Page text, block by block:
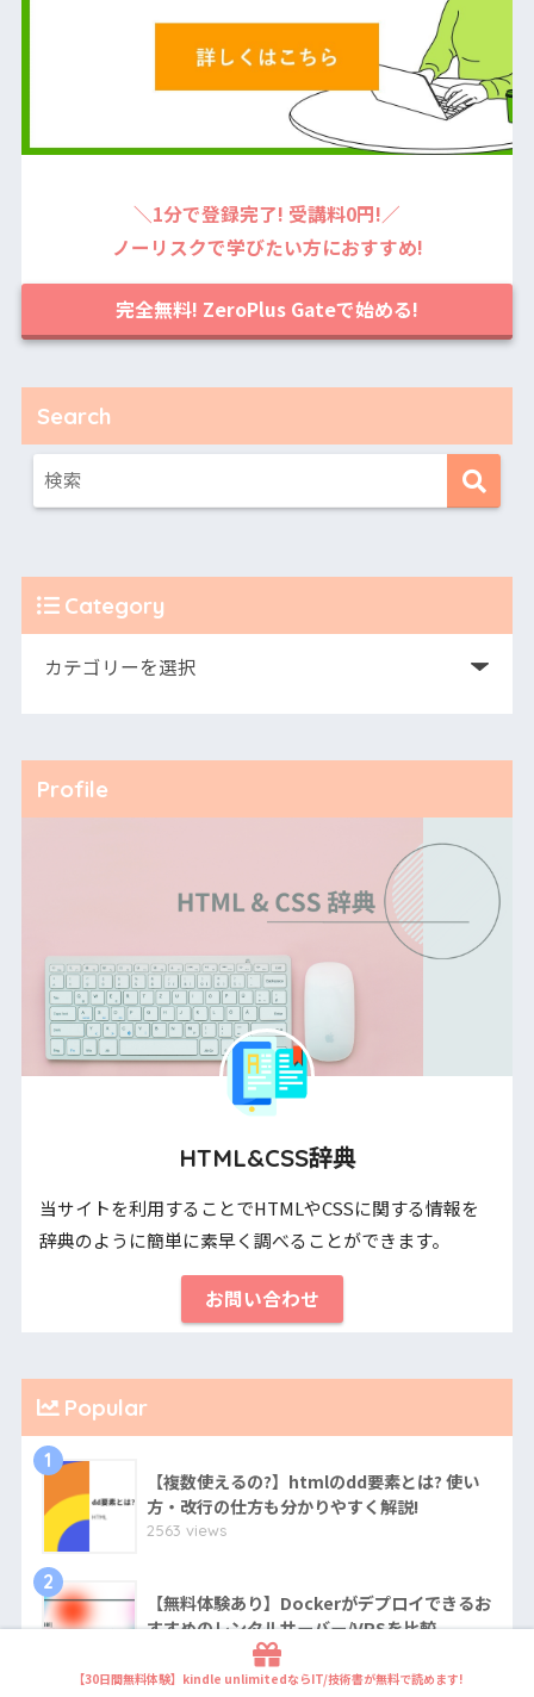
＼1分で登録完了! 受講料0円!／
ノーリスクで学びたい方におすすめ!
完全無料! ZeroPlus Gateで始める!
Search
Category
Profile
HTML&CSS辞典
当サイトを利用することでHTMLやCSSに関する情報を
辞典のように簡単に素早く調べることができます。
お問い合わせ
Popular
1
【複数使えるの?】htmlのdd要素とは? 使い
方・改行の仕方も分かりやすく解説!
2563 views
2
【無料体験あり】Dockerがデプロイできるお
すすめのレンタルサーバー/VPSを比較
【30日間無料体験】kindle unlimitedならIT/技術書が無料で読めます!